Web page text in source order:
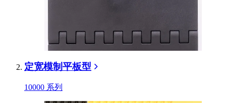
定宽模制平板型
10000 系列